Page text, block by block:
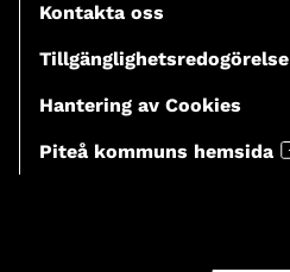
Kontakta oss
Tillgänglighetsredogörelse
Hantering av Cookies
Piteå kommuns hemsida